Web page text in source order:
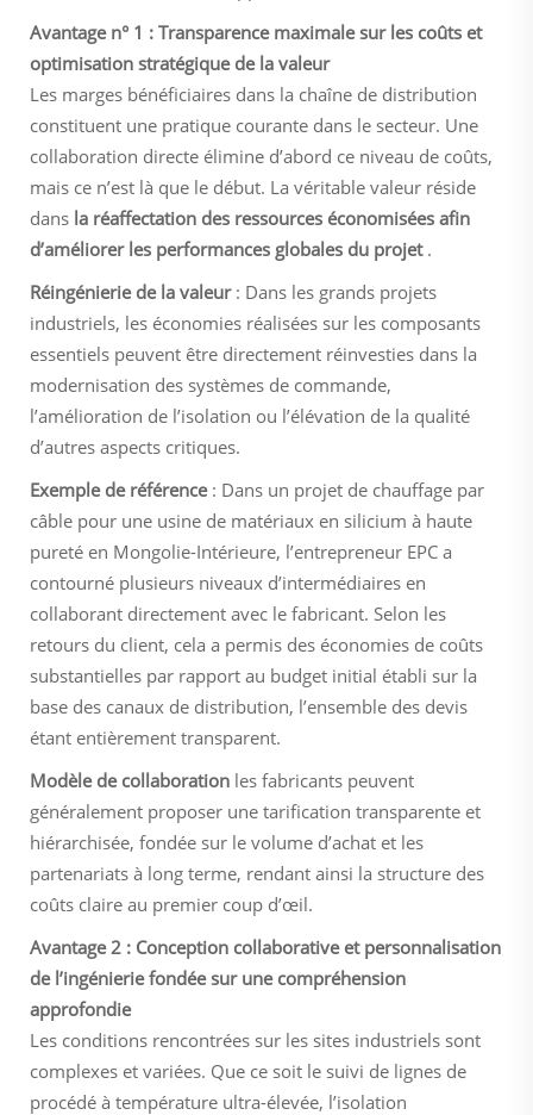
Avantage n° 1 : Transparence maximale sur les coûts et
optimisation stratégique de la valeur
Les marges bénéficiaires dans la chaîne de distribution
constituent une pratique courante dans le secteur. Une
collaboration directe élimine d’abord ce niveau de coûts,
mais ce n’est là que le début. La véritable valeur réside
dans la réaffectation des ressources économisées afin
d’améliorer les performances globales du projet .
Réingénierie de la valeur : Dans les grands projets
industriels, les économies réalisées sur les composants
essentiels peuvent être directement réinvesties dans la
modernisation des systèmes de commande,
l’amélioration de l’isolation ou l’élévation de la qualité
d’autres aspects critiques.
Exemple de référence : Dans un projet de chauffage par
câble pour une usine de matériaux en silicium à haute
pureté en Mongolie-Intérieure, l’entrepreneur EPC a
contourné plusieurs niveaux d’intermédiaires en
collaborant directement avec le fabricant. Selon les
retours du client, cela a permis des économies de coûts
substantielles par rapport au budget initial établi sur la
base des canaux de distribution, l’ensemble des devis
étant entièrement transparent.
Modèle de collaboration les fabricants peuvent
généralement proposer une tarification transparente et
hiérarchisée, fondée sur le volume d’achat et les
partenariats à long terme, rendant ainsi la structure des
coûts claire au premier coup d’œil.
Avantage 2 : Conception collaborative et personnalisation
de l’ingénierie fondée sur une compréhension
approfondie
Les conditions rencontrées sur les sites industriels sont
complexes et variées. Que ce soit le suivi de lignes de
procédé à température ultra-élevée, l’isolation